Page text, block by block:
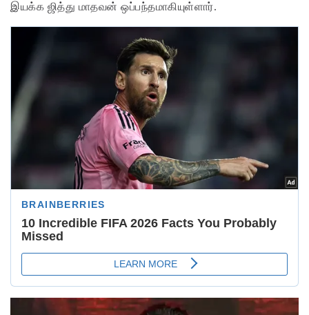
இயக்க ஜித்து மாதவன் ஒப்பந்தமாகியுள்ளார்.